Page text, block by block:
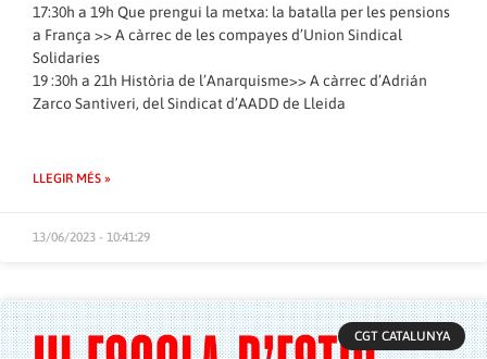
17:30h a 19h Que prengui la metxa: la batalla per les pensions
a França >> A càrrec de les compayes d’Union Sindical
Solidaries
19 :30h a 21h Història de l’Anarquisme>> A càrrec d’Adrián
Zarco Santiveri, del Sindicat d’AADD de Lleida
LLEGIR MÉS »
13/06/2023 - 10:41:29
CGT CATALUNYA